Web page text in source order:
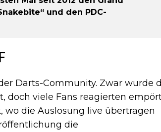
und den PDC-
Darts-Community. Zwar wurde
doch viele Fans reagierten
wo die Auslosung live übertragen
die